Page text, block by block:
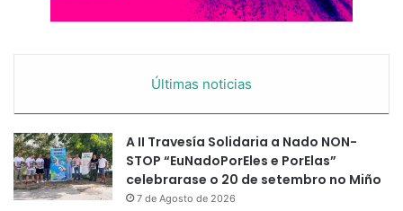
Últimas noticias
A II Travesía Solidaria a Nado NON-
STOP “EuNadoPorEles e PorElas”
celebrarase o 20 de setembro no Miño
7 de Agosto de 2026